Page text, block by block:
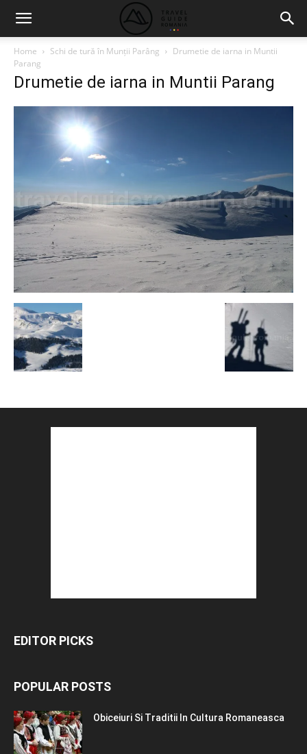
Home Schi de tură în Munții Parâng
Drumetie de iarna in Muntii
Parang
Drumetie de iarna in Muntii Parang
EDITOR PICKS
POPULAR POSTS
Obiceiuri Si Traditii In Cultura Romaneasca